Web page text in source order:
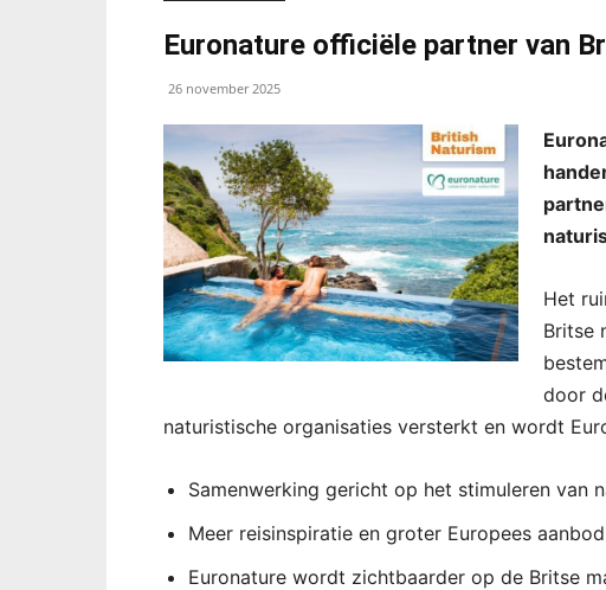
Euronature officiële partner van
26 november 2025
Het
Britse
door
naturistische organisaties versterkt en wordt
Samenwerking gericht op het stimuleren van
Meer reisinspiratie en groter Europees
Euronature wordt zichtbaarder op de Britse